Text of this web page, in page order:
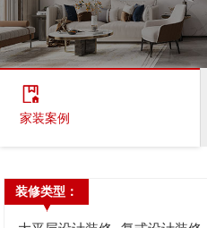
家装案例
装修类型：